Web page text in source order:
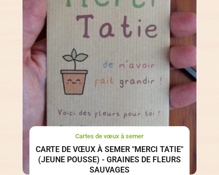
Tisanes & Infusions BIO
Faire-part à semer
Contactez-nous !
Cartes de vœux à semer
CARTE DE VŒUX À SEMER "MERCI TATIE"
(JEUNE POUSSE) - GRAINES DE FLEURS
SAUVAGES